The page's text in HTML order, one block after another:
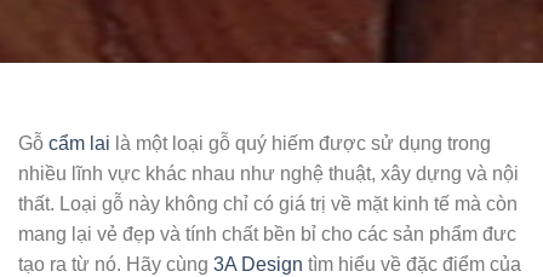
Gỗ cẩm lai là một loại gỗ quý hiếm được sử dụng trong
nhiều lĩnh vực khác nhau như nghệ thuật, xây dựng và nội
thất. Loại gỗ này không chỉ có giá trị về mặt kinh tế mà còn
mang lại vẻ đẹp và tính chất bền bỉ cho các sản phẩm đưc
tạo ra từ nó. Hãy cùng 3A Design tìm hiểu về đặc điểm của